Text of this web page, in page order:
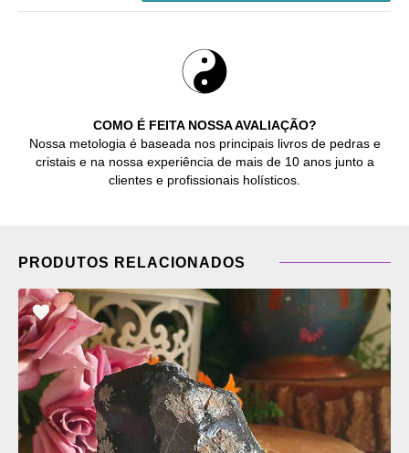
COMO É FEITA NOSSA AVALIAÇÃO?
Nossa metologia é baseada nos principais livros de pedras e
cristais e na nossa experiência de mais de 10 anos junto a
clientes e profissionais holísticos.
PRODUTOS RELACIONADOS
ADICIONAR
OS
FAVORITOS